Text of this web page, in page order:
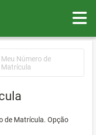
Meu Número de
Matrícula
de Matrícula. Opção